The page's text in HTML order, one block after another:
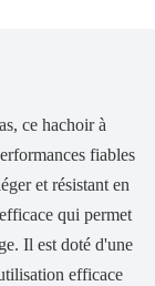
ce hachoir à
fiables
et résistant en
qui permet
Il est doté d'une
efficace